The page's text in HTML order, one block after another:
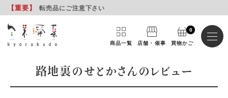
【重要】 転売品にご注意下さい
商品一覧 店舗・催事 買物かご
0
路地裏のせとかさんのレビュー